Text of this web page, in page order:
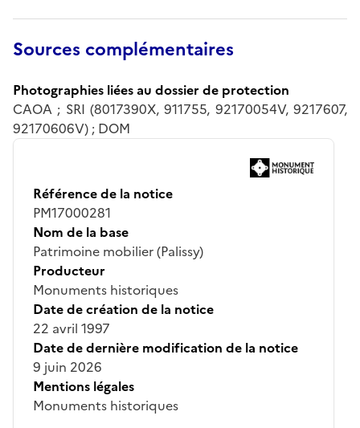
Sources complémentaires
Photographies liées au dossier de protection
CAOA ; SRI (8017390X, 911755, 92170054V, 9217607,
92170606V) ; DOM
Référence de la notice
PM17000281
Nom de la base
Patrimoine mobilier (Palissy)
Producteur
Monuments historiques
Date de création de la notice
22 avril 1997
Date de dernière modification de la notice
9 juin 2026
Mentions légales
Monuments historiques